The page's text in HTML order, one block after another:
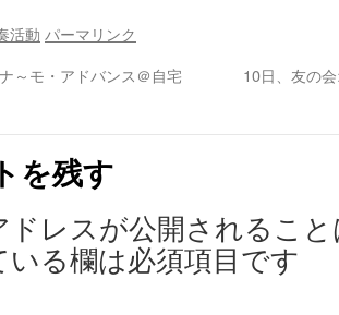
活動 パーマリンク
～モ・アドバンス＠自宅 10日、友の
を残す
ドレスが公開されるこ
いる欄は必須項目です